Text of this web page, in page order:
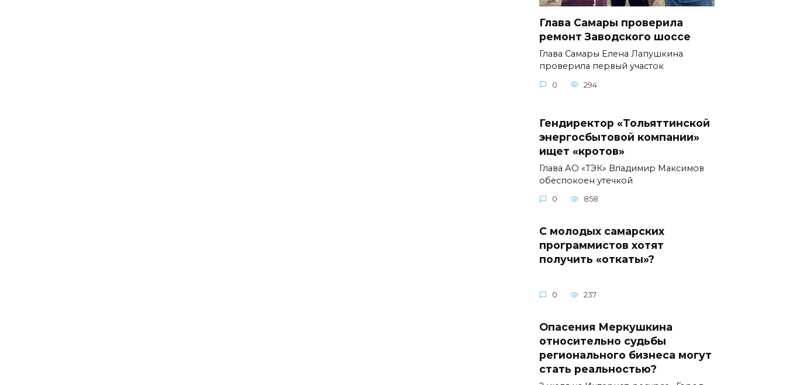
Глава Самары проверила
ремонт Заводского шоссе
Глава Самары Елена Лапушкина
проверила первый участок
0 294
Гендиректор «Тольяттинской
энергосбытовой компании»
ищет «кротов»
Глава АО «ТЭК» Владимир Максимов
обеспокоен утечкой
0 858
С молодых самарских
программистов хотят
получить «откаты»?
0 237
Опасения Меркушкина
относительно судьбы
регионального бизнеса могут
стать реальностью?